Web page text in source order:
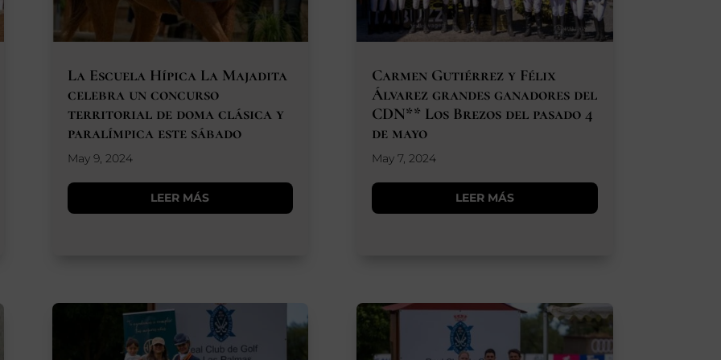
La Escuela Hípica La Majadita
celebra un concurso
territorial de doma clásica y
paralímpica este sábado
May 9, 2024
LEER MÁS
Carmen Gutiérrez y Félix
Álvarez grandes ganadores del
CDN** Los Brezos del pasado 4
de mayo
May 7, 2024
LEER MÁS